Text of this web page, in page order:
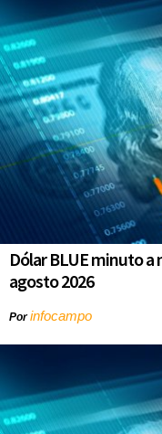
Dólar BLUE minuto
agosto 2026
Porinfocampo